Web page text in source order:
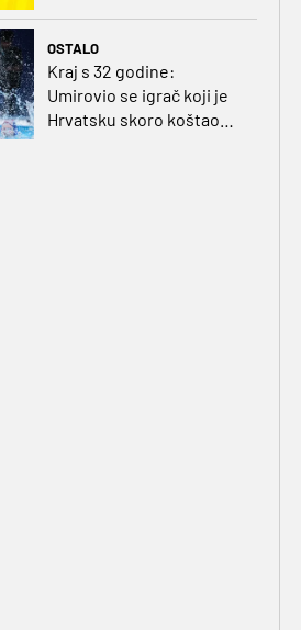
OSTALO
Kraj s 32 godine:
Umirovio se igrač koji je
Hrvatsku skoro koštao